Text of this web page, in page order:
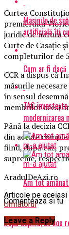
Curtea
premierului
juridic de natură
Curte de Casaţie
completurilor de
CCR a dispus că
măsurile
în sensul
membrilor
Până la decizia
din aceste
fiind, după caz,
supreme,
AradulDeAzi.ro
Articole pe aceiasi
Urmatorul
După Sophia, un
Mașinile de
artificială îți
Cum ar fi
TAG
modernizarea
Am tot
Comenteaza si tu
Leave a Reply